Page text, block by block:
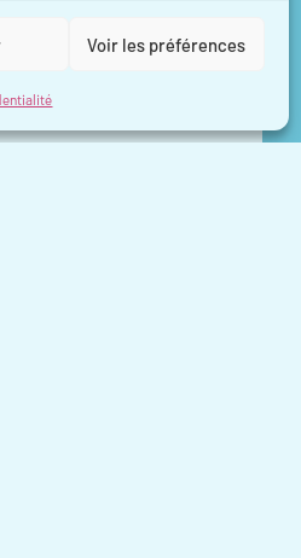
Voir les préférences
Web